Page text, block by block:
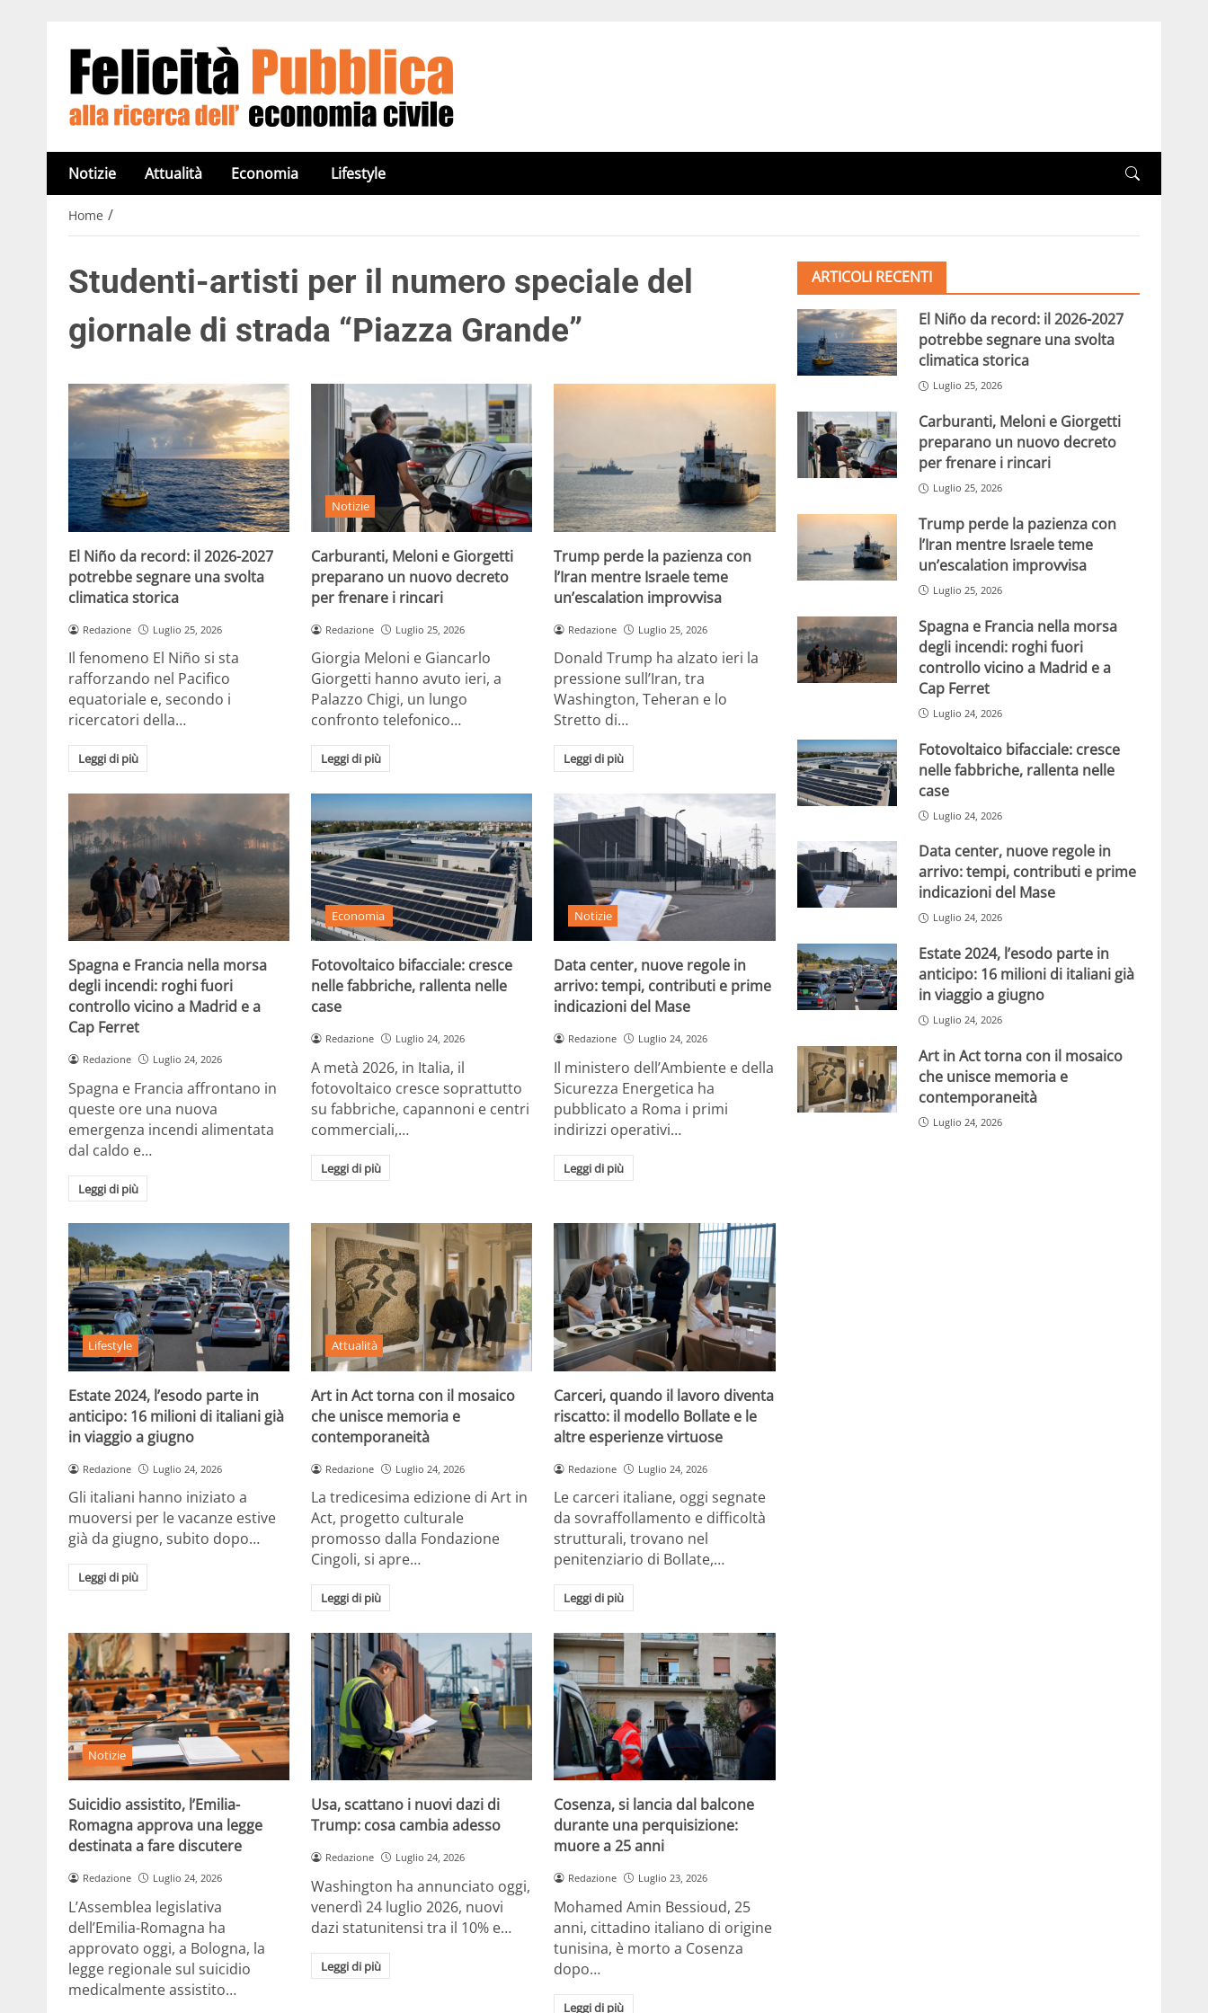
Notizie Attualità Economia Lifestyle
Home /
Studenti-artisti per il numero speciale del
giornale di strada “Piazza Grande”
El Niño da record: il 2026-2027
potrebbe segnare una svolta
climatica storica
Redazione Luglio 25, 2026
Il fenomeno El Niño si sta
rafforzando nel Pacifico
equatoriale e, secondo i
ricercatori della…
Leggi di più
Notizie
Carburanti, Meloni e Giorgetti
preparano un nuovo decreto
per frenare i rincari
Redazione Luglio 25, 2026
Giorgia Meloni e Giancarlo
Giorgetti hanno avuto ieri, a
Palazzo Chigi, un lungo
confronto telefonico…
Leggi di più
Trump perde la pazienza con
l’Iran mentre Israele teme
un’escalation improvvisa
Redazione Luglio 25, 2026
Donald Trump ha alzato ieri la
pressione sull’Iran, tra
Washington, Teheran e lo
Stretto di…
Leggi di più
Spagna e Francia nella morsa
degli incendi: roghi fuori
controllo vicino a Madrid e a
Cap Ferret
Redazione Luglio 24, 2026
Spagna e Francia affrontano in
queste ore una nuova
emergenza incendi alimentata
dal caldo e…
Leggi di più
Economia
Fotovoltaico bifacciale: cresce
nelle fabbriche, rallenta nelle
case
Redazione Luglio 24, 2026
A metà 2026, in Italia, il
fotovoltaico cresce soprattutto
su fabbriche, capannoni e centri
commerciali,…
Leggi di più
Notizie
Data center, nuove regole in
arrivo: tempi, contributi e prime
indicazioni del Mase
Redazione Luglio 24, 2026
Il ministero dell’Ambiente e della
Sicurezza Energetica ha
pubblicato a Roma i primi
indirizzi operativi…
Leggi di più
Lifestyle
Estate 2024, l’esodo parte in
anticipo: 16 milioni di italiani già
in viaggio a giugno
Redazione Luglio 24, 2026
Gli italiani hanno iniziato a
muoversi per le vacanze estive
già da giugno, subito dopo…
Leggi di più
Attualità
Art in Act torna con il mosaico
che unisce memoria e
contemporaneità
Redazione Luglio 24, 2026
La tredicesima edizione di Art in
Act, progetto culturale
promosso dalla Fondazione
Cingoli, si apre…
Leggi di più
Carceri, quando il lavoro diventa
riscatto: il modello Bollate e le
altre esperienze virtuose
Redazione Luglio 24, 2026
Le carceri italiane, oggi segnate
da sovraffollamento e difficoltà
strutturali, trovano nel
penitenziario di Bollate,…
Leggi di più
Notizie
Suicidio assistito, l’Emilia-
Romagna approva una legge
destinata a fare discutere
Redazione Luglio 24, 2026
L’Assemblea legislativa
dell’Emilia-Romagna ha
approvato oggi, a Bologna, la
legge regionale sul suicidio
medicalmente assistito…
Usa, scattano i nuovi dazi di
Trump: cosa cambia adesso
Redazione Luglio 24, 2026
Washington ha annunciato oggi,
venerdì 24 luglio 2026, nuovi
dazi statunitensi tra il 10% e…
Leggi di più
Cosenza, si lancia dal balcone
durante una perquisizione:
muore a 25 anni
Redazione Luglio 23, 2026
Mohamed Amin Bessioud, 25
anni, cittadino italiano di origine
tunisina, è morto a Cosenza
dopo…
Leggi di più
ARTICOLI RECENTI
El Niño da record: il 2026-2027
potrebbe segnare una svolta
climatica storica
Luglio 25, 2026
Carburanti, Meloni e Giorgetti
preparano un nuovo decreto
per frenare i rincari
Luglio 25, 2026
Trump perde la pazienza con
l’Iran mentre Israele teme
un’escalation improvvisa
Luglio 25, 2026
Spagna e Francia nella morsa
degli incendi: roghi fuori
controllo vicino a Madrid e a
Cap Ferret
Luglio 24, 2026
Fotovoltaico bifacciale: cresce
nelle fabbriche, rallenta nelle
case
Luglio 24, 2026
Data center, nuove regole in
arrivo: tempi, contributi e prime
indicazioni del Mase
Luglio 24, 2026
Estate 2024, l’esodo parte in
anticipo: 16 milioni di italiani già
in viaggio a giugno
Luglio 24, 2026
Art in Act torna con il mosaico
che unisce memoria e
contemporaneità
Luglio 24, 2026